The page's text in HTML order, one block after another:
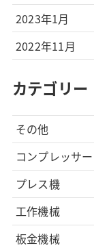
2023年1月
2022年11月
カテゴリー
その他
コンプレッサー
プレス機
工作機械
板金機械